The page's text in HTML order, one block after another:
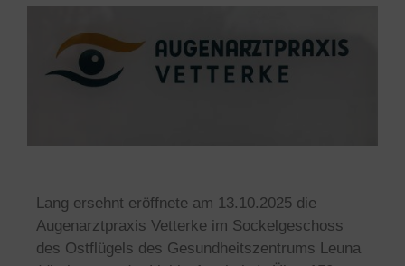
Lang ersehnt eröffnete am 13.10.2025 die
Augenarztpraxis Vetterke im Sockelgeschoss
des Ostflügels des Gesundheitszentrums Leuna